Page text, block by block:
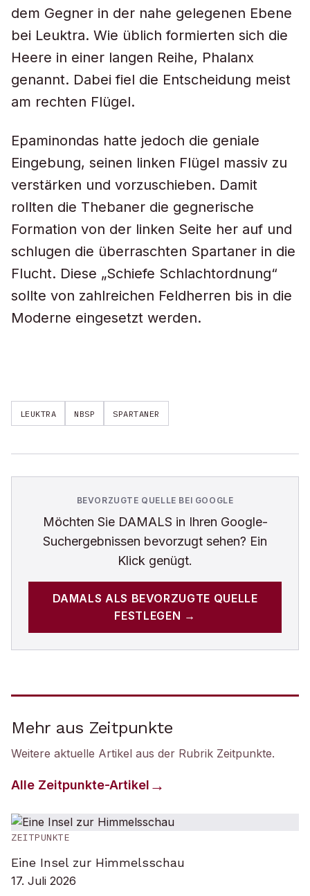
dem Gegner in der nahe gelegenen Ebene
bei Leuktra. Wie üblich formierten sich die
Heere in einer langen Reihe, Phalanx
genannt. Dabei fiel die Entscheidung meist
am rechten Flügel.
Epaminondas hatte jedoch die geniale
Eingebung, seinen linken Flügel massiv zu
verstärken und vorzuschieben. Damit
rollten die Thebaner die gegnerische
Formation von der linken Seite her auf und
schlugen die überraschten Spartaner in die
Flucht. Diese „Schiefe Schlachtordnung“
sollte von zahlreichen Feldherren bis in die
Moderne eingesetzt werden.
LEUKTRA NBSP SPARTANER
BEVORZUGTE QUELLE BEI GOOGLE
Möchten Sie DAMALS in Ihren Google-
Suchergebnissen bevorzugt sehen? Ein
Klick genügt.
DAMALS ALS BEVORZUGTE QUELLE
FESTLEGEN →
Mehr aus Zeitpunkte
Weitere aktuelle Artikel aus der Rubrik Zeitpunkte.
Alle Zeitpunkte-Artikel
ZEITPUNKTE
Eine Insel zur Himmelsschau
17. Juli 2026